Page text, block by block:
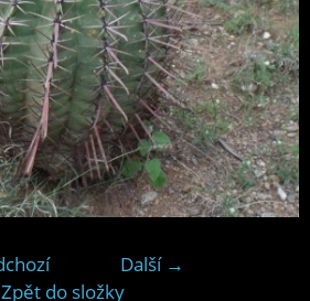
Další →
Zpět do složky